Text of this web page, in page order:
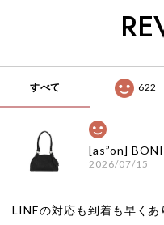
すべて 622
2026/07/15
LINEの対応も到着も早くあ